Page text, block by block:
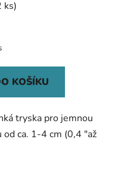
ks)
KOŠÍKU
tryska pro jemnou
ca. 1-4 cm (0,4 "až